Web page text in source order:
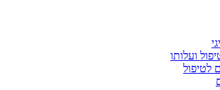
ועלותו
לטיפול